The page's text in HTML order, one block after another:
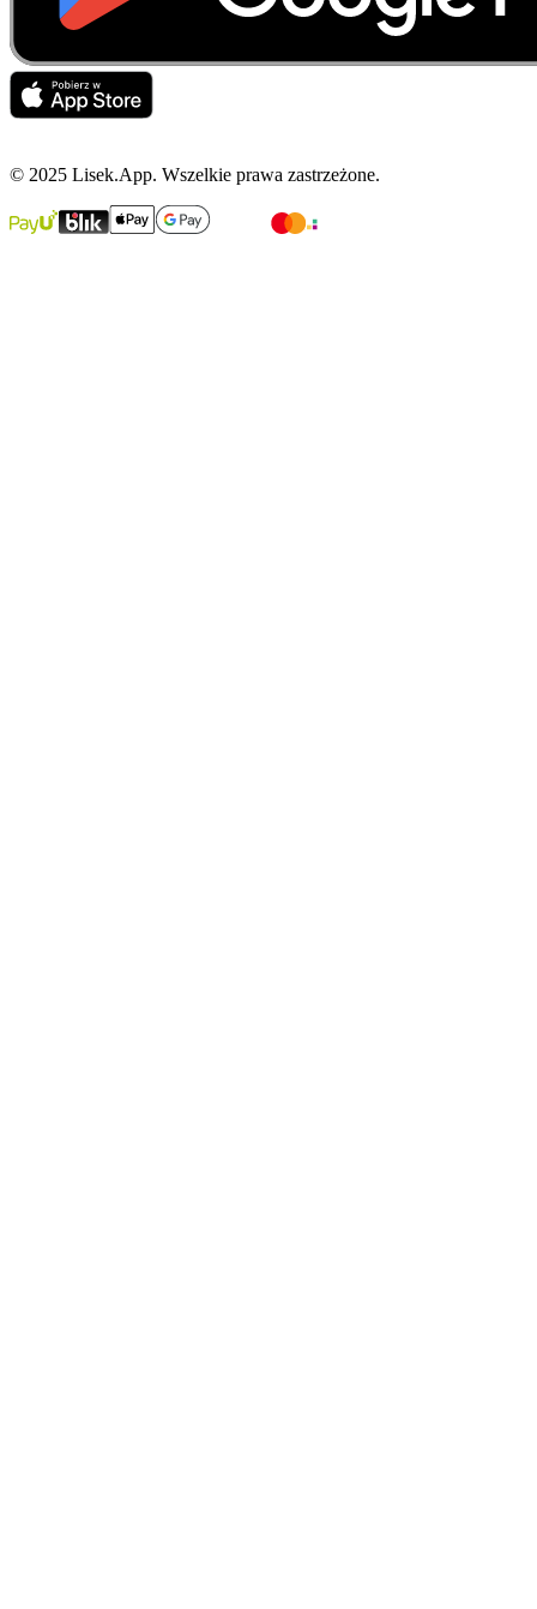
© 2025 Lisek.App. Wszelkie prawa zastrzeżone.